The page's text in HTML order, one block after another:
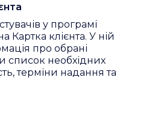
у програмі
Картка клієнта. У ній
про обрані
список необхідних
терміни надання та